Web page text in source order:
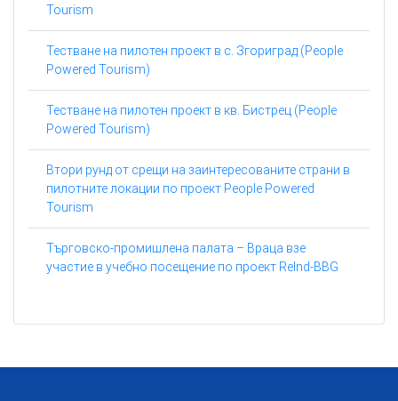
Tourism
Тестване на пилотен проект в с. Згориград (People
Powered Tourism)
Тестване на пилотен проект в кв. Бистрец (People
Powered Tourism)
Втори рунд от срещи на заинтересованите страни в
пилотните локации по проект People Powered
Tourism
Търговско-промишлена палата – Враца взе
участие в учебно посещение по проект ReInd-BBG